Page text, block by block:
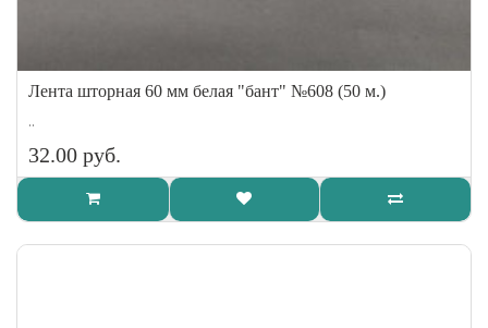
Лента шторная 60 мм белая "бант" №608 (50 м.)
..
32.00 руб.